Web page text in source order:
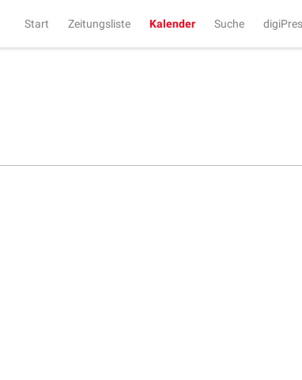
Start Zeitungsliste Kalender Suche